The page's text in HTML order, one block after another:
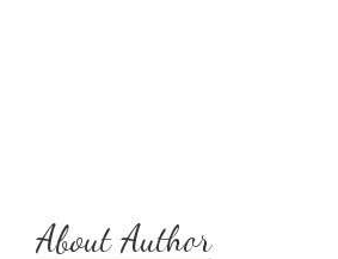
About Author